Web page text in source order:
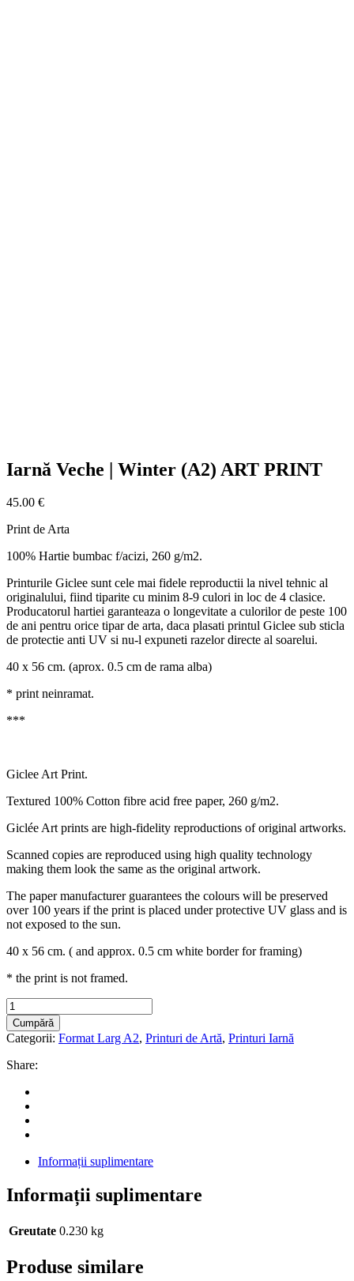
Iarnă Veche | Winter (A2) ART PRINT
45.00 €
Print de Arta
100% Hartie bumbac f/acizi, 260 g/m2.
Printurile Giclee sunt cele mai fidele reproductii la nivel tehnic al
originalului, fiind tiparite cu minim 8-9 culori in loc de 4 clasice.
Producatorul hartiei garanteaza o longevitate a culorilor de peste 100
de ani pentru orice tipar de arta, daca plasati printul Giclee sub sticla
de protectie anti UV si nu-l expuneti razelor directe al soarelui.
40 x 56 cm. (aprox. 0.5 cm de rama alba)
* print neinramat.
***
Giclee Art Print.
Textured 100% Cotton fibre acid free paper, 260 g/m2.
Giclée Art prints are high-fidelity reproductions of original artworks.
Scanned copies are reproduced using high quality technology
making them look the same as the original artwork.
The paper manufacturer guarantees the colours will be preserved
over 100 years if the print is placed under protective UV glass and is
not exposed to the sun.
40 x 56 cm. ( and approx. 0.5 cm white border for framing)
* the print is not framed.
Iarnă
Veche
|
Winter
(A2)
PRINT
quantity
Cumpără
Categorii: Format Larg A2, Printuri de Artă, Printuri Iarnă
Share:
Informații suplimentare
Informații suplimentare
Greutate 0.230 kg
Produse similare